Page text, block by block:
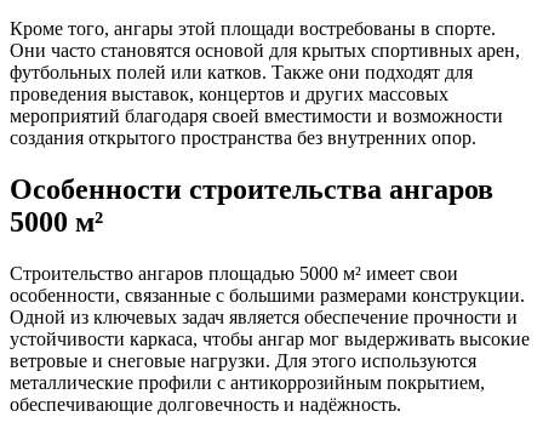
Кроме того, ангары этой площади востребованы в спорте.
Они часто становятся основой для крытых спортивных арен,
футбольных полей или катков. Также они подходят для
проведения выставок, концертов и других массовых
мероприятий благодаря своей вместимости и возможности
создания открытого пространства без внутренних опор.
Особенности строительства ангаров
5000 м²
Строительство ангаров площадью 5000 м² имеет свои
особенности, связанные с большими размерами конструкции.
Одной из ключевых задач является обеспечение прочности и
устойчивости каркаса, чтобы ангар мог выдерживать высокие
ветровые и снеговые нагрузки. Для этого используются
металлические профили с антикоррозийным покрытием,
обеспечивающие долговечность и надёжность.